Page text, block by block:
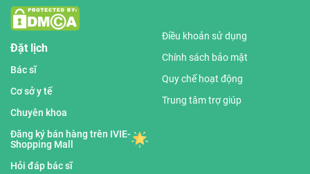
Đặt lịch
Bác sĩ
Cơ sở y tế
Chuyên khoa
Đăng ký bán hàng trên IVIE-
Shopping Mall
Hỏi đáp bác sĩ
Điều khoản sử dụng
Chính sách bảo mật
Quy chế hoạt động
Trung tâm trợ giúp